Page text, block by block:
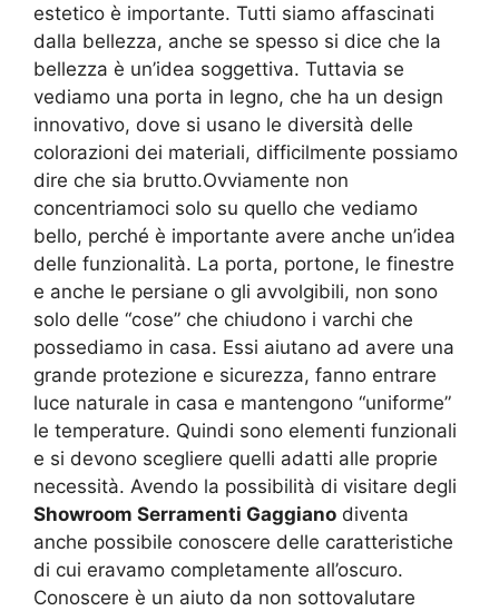
estetico è importante. Tutti siamo affascinati
dalla bellezza, anche se spesso si dice che la
bellezza è un’idea soggettiva. Tuttavia se
vediamo una porta in legno, che ha un design
innovativo, dove si usano le diversità delle
colorazioni dei materiali, difficilmente possiamo
dire che sia brutto.Ovviamente non
concentriamoci solo su quello che vediamo
bello, perché è importante avere anche un’idea
delle funzionalità. La porta, portone, le finestre
e anche le persiane o gli avvolgibili, non sono
solo delle “cose” che chiudono i varchi che
possediamo in casa. Essi aiutano ad avere una
grande protezione e sicurezza, fanno entrare
luce naturale in casa e mantengono “uniforme”
le temperature. Quindi sono elementi funzionali
e si devono scegliere quelli adatti alle proprie
necessità. Avendo la possibilità di visitare degli
Showroom Serramenti Gaggiano diventa
anche possibile conoscere delle caratteristiche
di cui eravamo completamente all’oscuro.
Conoscere è un aiuto da non sottovalutare